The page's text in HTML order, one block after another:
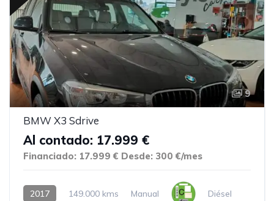
9
BMW X3 Sdrive
Al contado: 17.999 €
Financiado: 17.999 € Desde: 300 €/mes
2017 149.000 kms Manual Diésel